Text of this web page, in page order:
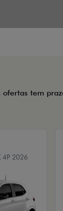
tem
4P 2026